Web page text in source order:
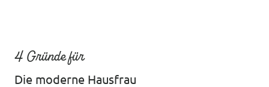
4 Gründe für
Die moderne Hausfrau